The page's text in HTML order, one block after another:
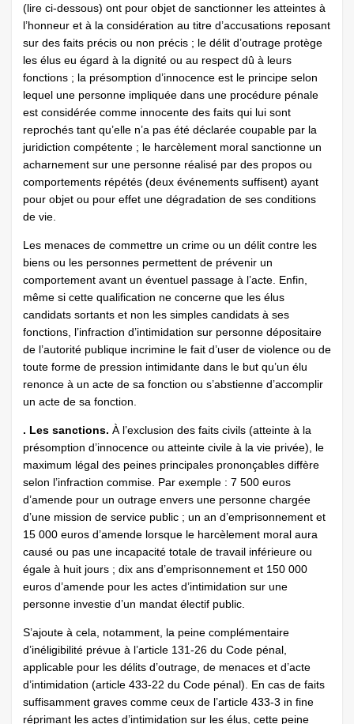
(lire ci-dessous) ont pour objet de sanctionner les atteintes à
l’honneur et à la considération au titre d’accusations reposant
sur des faits précis ou non précis ; le délit d’outrage protège
les élus eu égard à la dignité ou au respect dû à leurs
fonctions ; la présomption d’innocence est le principe selon
lequel une personne impliquée dans une procédure pénale
est considérée comme innocente des faits qui lui sont
reprochés tant qu’elle n’a pas été déclarée coupable par la
juridiction compétente ; le harcèlement moral sanctionne un
acharnement sur une personne réalisé par des propos ou
comportements répétés (deux événements suffisent) ayant
pour objet ou pour effet une dégradation de ses conditions
de vie.
Les menaces de commettre un crime ou un délit contre les
biens ou les personnes permettent de prévenir un
comportement avant un éventuel passage à l’acte. Enfin,
même si cette qualification ne concerne que les élus
candidats sortants et non les simples candidats à ses
fonctions, l’infraction d’intimidation sur personne dépositaire
de l’autorité publique incrimine le fait d’user de violence ou de
toute forme de pression intimidante dans le but qu’un élu
renonce à un acte de sa fonction ou s’abstienne d’accomplir
un acte de sa fonction.
. Les sanctions. À l’exclusion des faits civils (atteinte à la
présomption d’innocence ou atteinte civile à la vie privée), le
maximum légal des peines principales prononçables diffère
selon l’infraction commise. Par exemple : 7 500 euros
d’amende pour un outrage envers une personne chargée
d’une mission de service public ; un an d’emprisonnement et
15 000 euros d’amende lorsque le harcèlement moral aura
causé ou pas une incapacité totale de travail inférieure ou
égale à huit jours ; dix ans d’emprisonnement et 150 000
euros d’amende pour les actes d’intimidation sur une
personne investie d’un mandat électif public.
S’ajoute à cela, notamment, la peine complémentaire
d’inéligibilité prévue à l’article 131-26 du Code pénal,
applicable pour les délits d’outrage, de menaces et d’acte
d’intimidation (article 433-22 du Code pénal). En cas de faits
suffisamment graves comme ceux de l’article 433-3 in fine
réprimant les actes d’intimidation sur les élus, cette peine